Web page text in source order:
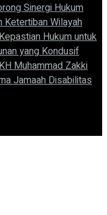
Sinergi Hukum
Ketertiban Wilayah
Hukum untuk
yang Kondusif
Muhammad Zakki
Jamaah Disabilitas